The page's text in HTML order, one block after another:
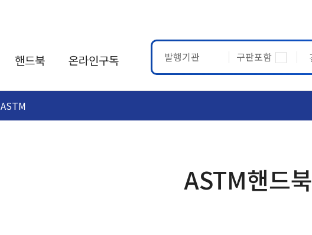
핸드북 온라인구독 발행기관 구판포함
ASTM
ASTM핸드북